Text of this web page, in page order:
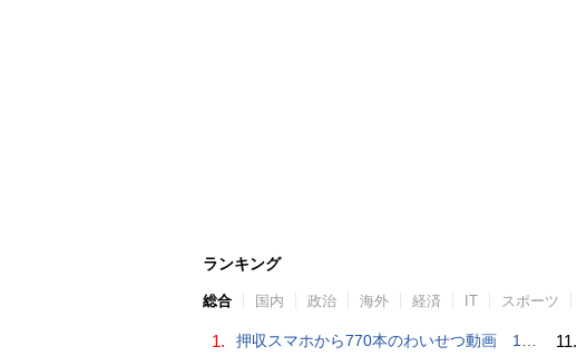
ランキング
総合 国内 政治 海外 経済 IT スポーツ
1. 押収スマホから770本のわいせつ動画 15歳少女に酒と薬飲ませ性的暴行か 54歳男を再逮捕 「薬もありますよ」とSNSで誘い出し 11.